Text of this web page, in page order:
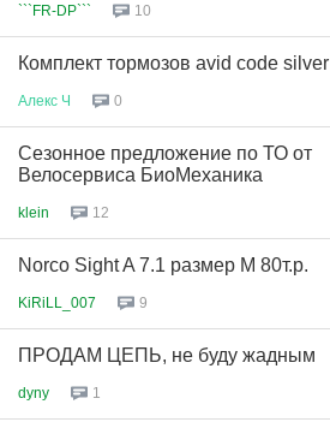
```FR-DP``` 10
Комплект тормозов avid code silver
Алекс Ч 0
Сезонное предложение по ТО от
Велосервиса БиоМеханика
klein 12
Norco Sight A 7.1 размер М 80т.р.
KiRiLL_007 9
ПРОДАМ ЦЕПЬ, не буду жадным
dyny 1